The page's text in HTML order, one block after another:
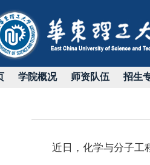
学院概况 师资队伍 招生
近日，化学与分子工